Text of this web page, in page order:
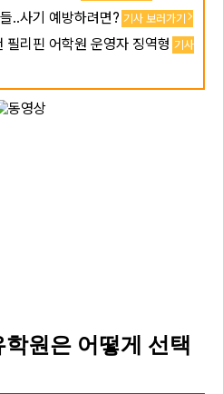
..사기 예방하려면? 기사 보러가기
리핀 어학원 운영자 징역형 기사
원은 어떻게 선택